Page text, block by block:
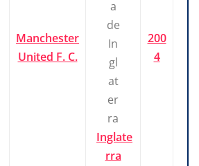
Manchester
United F. C.
Inglate
rra
200
4